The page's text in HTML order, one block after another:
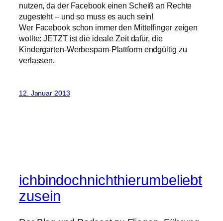
nutzen, da der Facebook einen Scheiß an Rechte
zugesteht – und so muss es auch sein!
Wer Facebook schon immer den Mittelfinger zeigen
wollte: JETZT ist die ideale Zeit dafür, die
Kindergarten-Werbespam-Plattform endgültig zu
verlassen.
12. Januar 2013
ichbindochnichthierumbeliebt
zusein